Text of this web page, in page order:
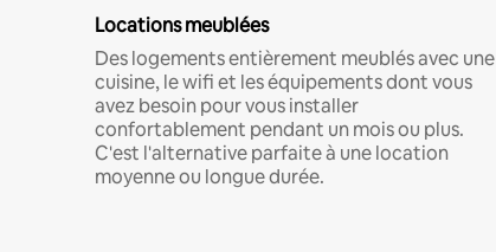
Locations meublées
Des logements entièrement meublés avec une
cuisine, le wifi et les équipements dont vous
avez besoin pour vous installer
confortablement pendant un mois ou plus.
C'est l'alternative parfaite à une location
moyenne ou longue durée.